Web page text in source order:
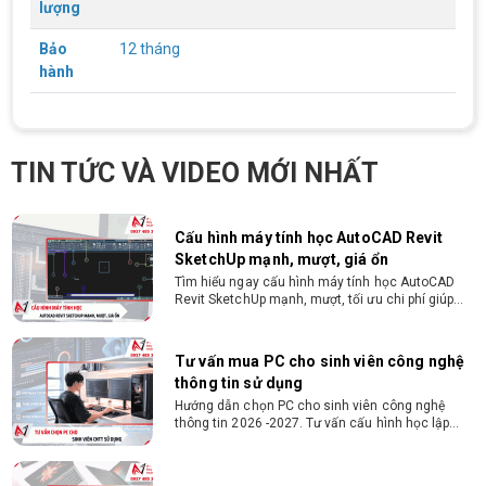
lượng
Bảo
hành
12 tháng
TIN TỨC VÀ VIDEO MỚI NHẤT
CMND và Hộ khẩu - Xét duyệt nhanh chóng trong
họa từ 2D, dựng video đến 3D
Hướng dẫn chọn PC cho sinh viên thiết kế đồ họa
từ 2D, dựng video đến 3D. Cấu hình tối ưu, dùng
Cấu hình máy tính học AutoCAD Revit
SketchUp mạnh, mượt, giá ổn
Tìm hiểu ngay cấu hình máy tính học AutoCAD
Revit SketchUp mạnh, mượt, tối ưu chi phí giúp
Tư vấn mua PC cho sinh viên công nghệ
thông tin sử dụng
Hướng dẫn chọn PC cho sinh viên công nghệ
thông tin 2026 -2027. Tư vấn cấu hình học lập